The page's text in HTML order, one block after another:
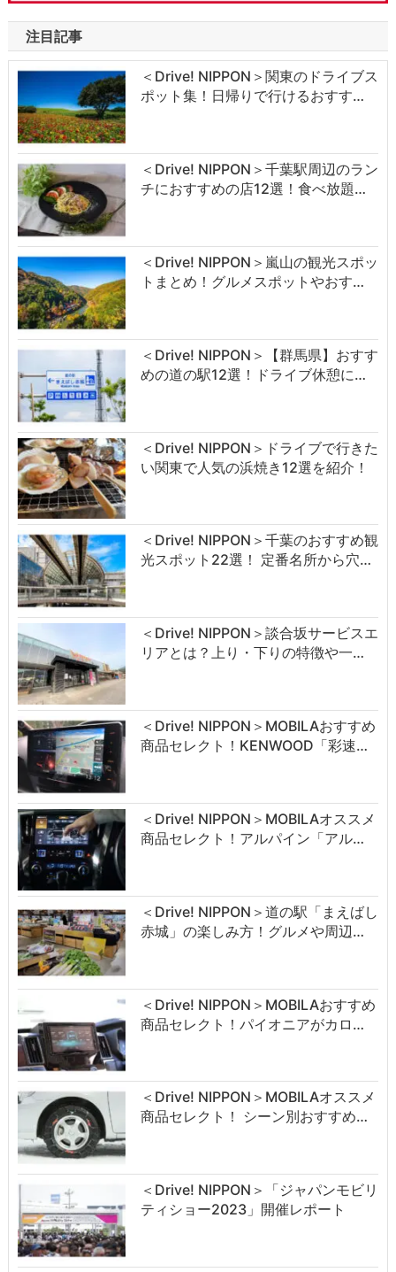
注目記事
＜Drive! NIPPON＞関東のドライブス
ポット集！日帰りで行けるおすす…
＜Drive! NIPPON＞千葉駅周辺のラン
チにおすすめの店12選！食べ放題…
＜Drive! NIPPON＞嵐山の観光スポッ
トまとめ！グルメスポットやおす…
＜Drive! NIPPON＞【群馬県】おすす
めの道の駅12選！ドライブ休憩に…
＜Drive! NIPPON＞ドライブで行きた
い関東で人気の浜焼き12選を紹介！
＜Drive! NIPPON＞千葉のおすすめ観
光スポット22選！ 定番名所から穴…
＜Drive! NIPPON＞談合坂サービスエ
リアとは？上り・下りの特徴や一…
＜Drive! NIPPON＞MOBILAおすすめ
商品セレクト！KENWOOD「彩速…
＜Drive! NIPPON＞MOBILAオススメ
商品セレクト！アルパイン「アル…
＜Drive! NIPPON＞道の駅「まえばし
赤城」の楽しみ方！グルメや周辺…
＜Drive! NIPPON＞MOBILAおすすめ
商品セレクト！パイオニアがカロ…
＜Drive! NIPPON＞MOBILAオススメ
商品セレクト！ シーン別おすすめ…
＜Drive! NIPPON＞「ジャパンモビリ
ティショー2023」開催レポート